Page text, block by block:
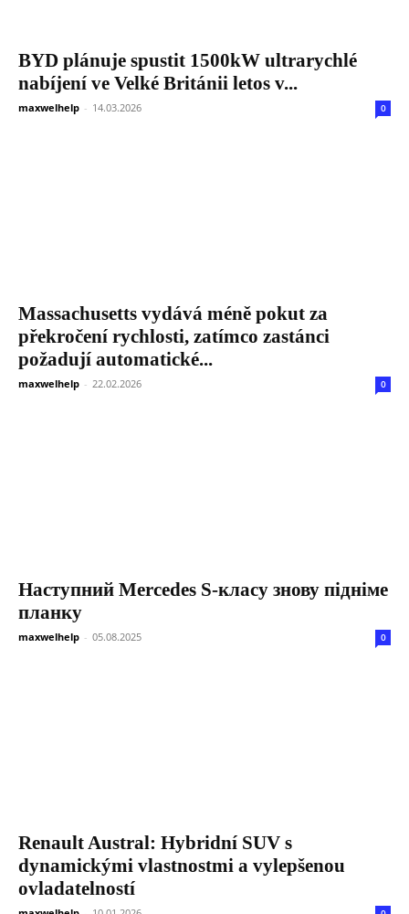
BYD plánuje spustit 1500kW ultrarychlé
nabíjení ve Velké Británii letos v...
maxwelhelp - 14.03.2026 0
Massachusetts vydává méně pokut za
překročení rychlosti, zatímco zastánci
požadují automatické...
maxwelhelp - 22.02.2026 0
Наступний Mercedes S-класу знову підніме
планку
maxwelhelp - 05.08.2025 0
Renault Austral: Hybridní SUV s
dynamickými vlastnostmi a vylepšenou
ovladatelností